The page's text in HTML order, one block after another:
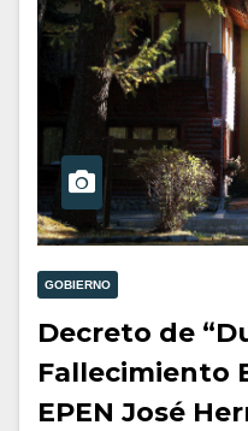
GOBIERNO
Decreto de
Fallecimiento
EPEN José